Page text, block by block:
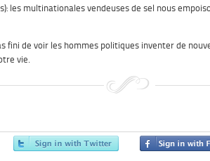
les multinationales vendeuses de sel nous
fini de voir les hommes politiques inventer de
vie.